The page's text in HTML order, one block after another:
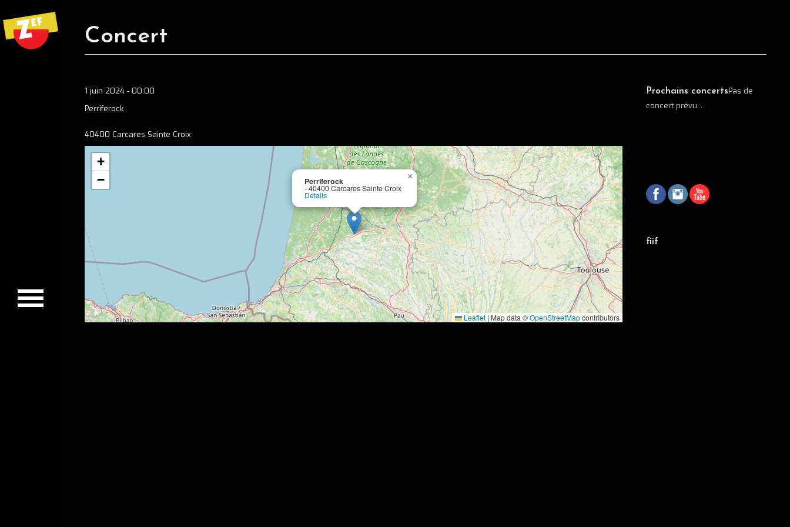
Apple music
Concerts
Concerts passés
Vidéos
Concert
1 juin 2024 - 00:00
Perriferock
40400 Carcares Sainte Croix
Perriferock
- 40400 Carcares Sainte Croix
Details
×
+
−
Leaflet | Map data ©OpenStreetMapcontributors
Prochains concertsPas de
concert prévu...
fiif